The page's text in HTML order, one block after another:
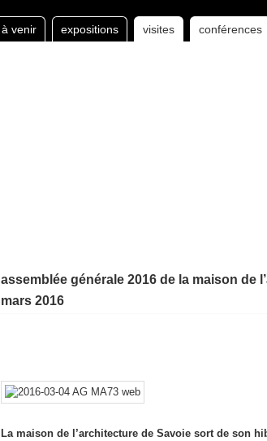
à venir expositions visites conférences
assemblée générale 2016 de la maison de
mars 2016
La maison de l’architecture de Savoie sort de son